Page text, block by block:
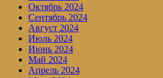
Октябрь 2024
Сентябрь 2024
Август 2024
Июль 2024
Июнь 2024
Май 2024
Апрель 2024